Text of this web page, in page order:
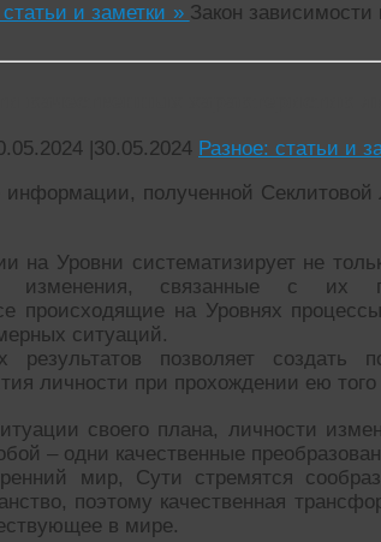
и заметки » Закон зависимости
|30.05.2024 Разное: статьи и
информации, полученной Секлитовой
на Уровни систематизирует не
изменения, связанные с их
происходящие на Уровнях
ситуаций.
результатов позволяет создать
личности при прохождении ею
своего плана, личности
– одни качественные
мир, Сути стремятся
поэтому качественная
в мире.